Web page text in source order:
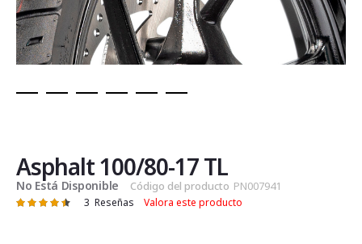
de
la
galería
de
Asphalt 100/80-17 TL
No Está Disponible Código del producto PN007941
Valoración: 3 Reseñas Valora este producto